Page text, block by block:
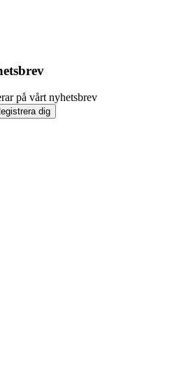
på vårt nyhetsbrev
dig